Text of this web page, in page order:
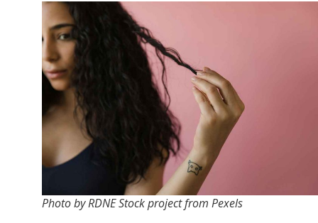
Photo by RDNE Stock project from Pexels